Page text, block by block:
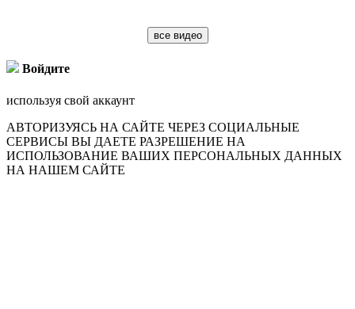
все видео
Войдите
используя свой аккаунт
АВТОРИЗУЯСЬ НА САЙТЕ ЧЕРЕЗ СОЦИАЛЬНЫЕ
СЕРВИСЫ ВЫ ДАЕТЕ РАЗРЕШЕНИЕ НА
ИСПОЛЬЗОВАНИЕ ВАШИХ ПЕРСОНАЛЬНЫХ ДАННЫХ
НА НАШЕМ САЙТЕ